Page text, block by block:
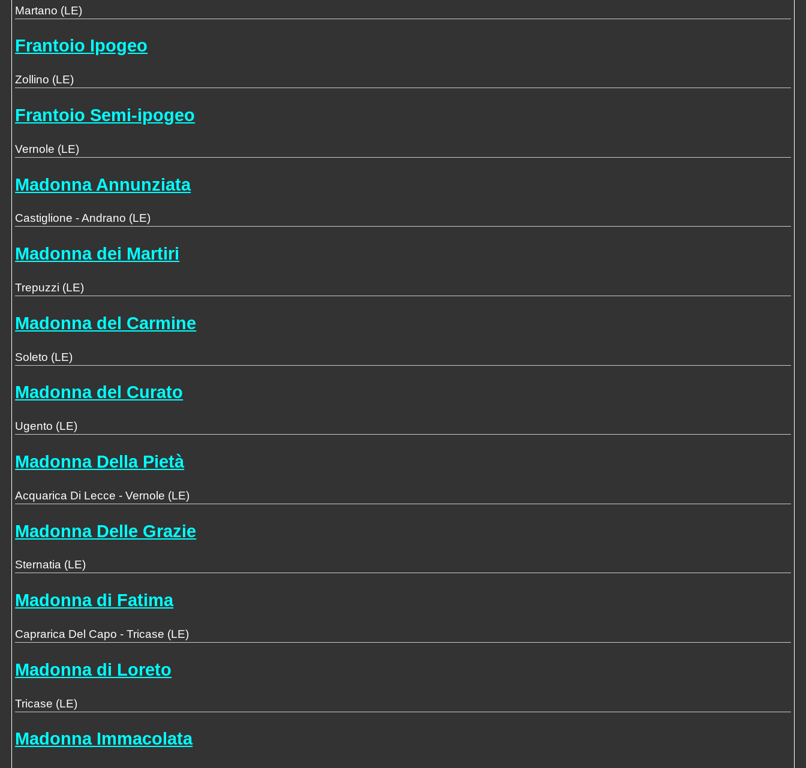
Martano (LE)
Frantoio Ipogeo
Zollino (LE)
Frantoio Semi-ipogeo
Vernole (LE)
Madonna Annunziata
Castiglione - Andrano (LE)
Madonna dei Martiri
Trepuzzi (LE)
Madonna del Carmine
Soleto (LE)
Madonna del Curato
Ugento (LE)
Madonna Della Pietà
Acquarica Di Lecce - Vernole (LE)
Madonna Delle Grazie
Sternatia (LE)
Madonna di Fatima
Caprarica Del Capo - Tricase (LE)
Madonna di Loreto
Tricase (LE)
Madonna Immacolata